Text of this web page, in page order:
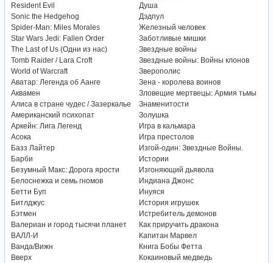
Resident Evil
Sonic the Hedgehog
Spider-Man: Miles Morales
Star Wars Jedi: Fallen Order
The Last of Us (Одни из нас)
Tomb Raider / Lara Croft
World of Warcraft
Аватар: Легенда об Аанге
Аквамен
Алиса в стране чудес / Зазеркалье
Американский психопат
Аркейн: Лига Легенд
Асока
Базз Лайтер
Барби
Безумный Макс: Дорога ярости
Белоснежка и семь гномов
Бетти Буп
Битлджус
Бэтмен
Валериан и город тысячи планет
ВАЛЛ-И
Ванда/Вижн
Вверх
Душа
Дэдпул
Железный человек
Заботливые мишки
Звездные войны
Звездные войны: Войны клонов
Зверополис
Зена - королева воинов
Зловещие мертвецы: Армия тьмы
Знаменитости
Золушка
Игра в кальмара
Игра престолов
Изгой-один: Звездные Войны.
Истории
Изгоняющий дьявола
Индиана Джонс
Инуяся
История игрушек
Истребитель демонов
Как приручить дракона
Капитан Марвел
Книга Бобы Фетта
Кокаиновый медведь